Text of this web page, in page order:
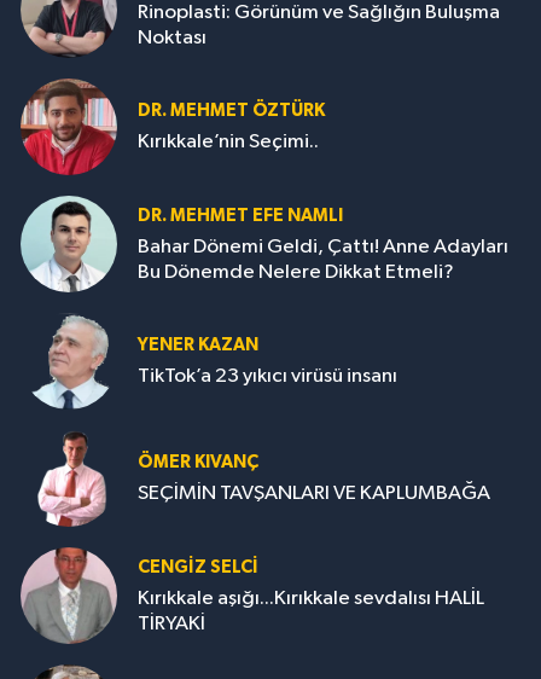
Rinoplasti: Görünüm ve Sağlığın Buluşma
Noktası
DR. MEHMET ÖZTÜRK
Kırıkkale’nin Seçimi..
DR. MEHMET EFE NAMLI
Bahar Dönemi Geldi, Çattı! Anne Adayları
Bu Dönemde Nelere Dikkat Etmeli?
YENER KAZAN
TikTok’a 23 yıkıcı virüsü insanı
ÖMER KIVANÇ
SEÇİMİN TAVŞANLARI VE KAPLUMBAĞA
CENGİZ SELCİ
Kırıkkale aşığı...Kırıkkale sevdalısı HALİL
TİRYAKİ